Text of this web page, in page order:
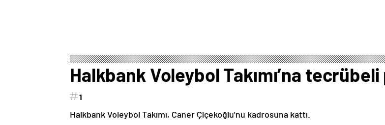
Halkbank Voleybol Takımı’na
1
Halkbank Voleybol Takımı, Caner Çiçekoğlu'nu kadrosuna kattı.